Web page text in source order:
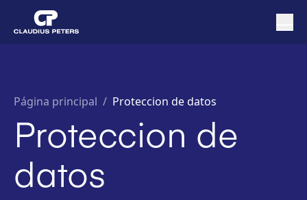
Página principal / Proteccion de datos
Proteccion de
datos